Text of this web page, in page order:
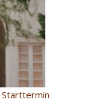
Starttermin